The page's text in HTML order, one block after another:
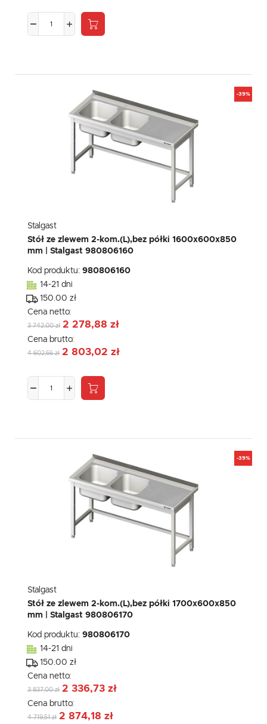
-39%
Stalgast
Stół ze zlewem 2-kom.(L),bez półki 1600x600x850
mm | Stalgast 980806160
Kod produktu: 980806160
14-21 dni
150.00 zł
Cena netto:
3 742,00 zł 2 278,88 zł
Cena brutto:
4 602,66 zł 2 803,02 zł
-39%
Stalgast
Stół ze zlewem 2-kom.(L),bez półki 1700x600x850
mm | Stalgast 980806170
Kod produktu: 980806170
14-21 dni
150.00 zł
Cena netto:
3 837,00 zł 2 336,73 zł
Cena brutto:
4 719,51 zł 2 874,18 zł